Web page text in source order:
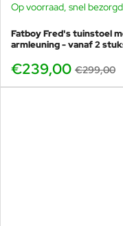
-
Op voorraad, snel bezorgd
Fatboy Fred's tuinstoel
armleuning - vanaf 2
€239,00 €299,00